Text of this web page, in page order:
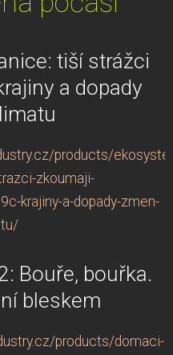
tiší strážci
a dopady
products/
zkoumaji-
krajiny-a-dopady-zmen-
Bouře, bouřka.
bleskem
products/domaci-